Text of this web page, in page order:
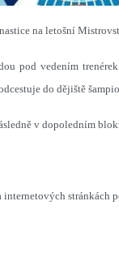
na letošní
pod vedením
do dějiště
v dopoledním
internetových stránkách